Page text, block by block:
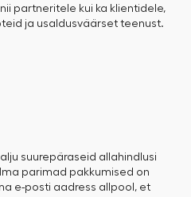
partneritele kui ka klientidele,
ja usaldusväärset teenust.
suurepäraseid allahindlusi
parimad pakkumised on
e-posti aadress allpool, et